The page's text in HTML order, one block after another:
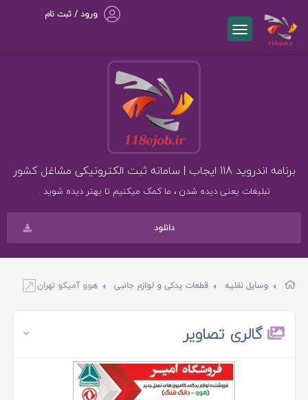
ورود / ثبت نام
برنامه اندروید 118 ایجاب | سامانه ثبت الکترونیکی مشاغل کشور
تبلیغات یعنی دیده شدن ، ما کمک میکنیم تا بهتر دیده شوید .
دانلود
وسایل نقلیه قطعات یدکی و لوازم جانبی هوو آمیکو تهران
گالری تصاویر